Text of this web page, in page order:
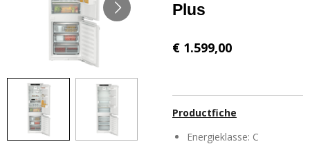
Plus
€ 1.599,00
Productfiche
Energieklasse: C